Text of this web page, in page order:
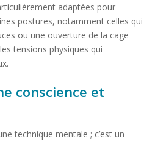
adaptées pour
postures, notamment celles qui
ou une ouverture de la cage
tensions physiques qui
conscience et
technique mentale ; c’est un